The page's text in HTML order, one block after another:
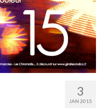
3
JAN 2015